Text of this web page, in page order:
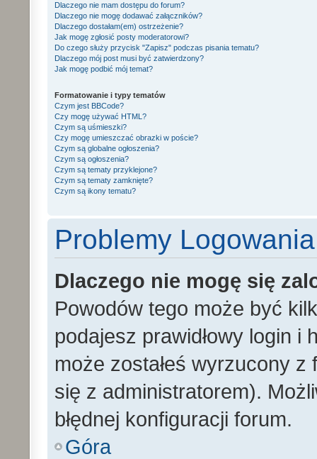
Dlaczego nie mam dostępu do forum?
Dlaczego nie mogę dodawać załączników?
Dlaczego dostałam(em) ostrzeżenie?
Jak mogę zgłosić posty moderatorowi?
Do czego służy przycisk "Zapisz" podczas pisania tematu?
Dlaczego mój post musi być zatwierdzony?
Jak mogę podbić mój temat?
Formatowanie i typy tematów
Czym jest BBCode?
Czy mogę używać HTML?
Czym są uśmieszki?
Czy mogę umieszczać obrazki w poście?
Czym są globalne ogłoszenia?
Czym są ogłoszenia?
Czym są tematy przyklejone?
Czym są tematy zamknięte?
Czym są ikony tematu?
Problemy
Dlaczego nie mogę się
Powodów tego może być
podajesz prawidłowy login i
może zostałeś wyrzucony
się z administratorem).
błędnej konfiguracji forum.
Góra